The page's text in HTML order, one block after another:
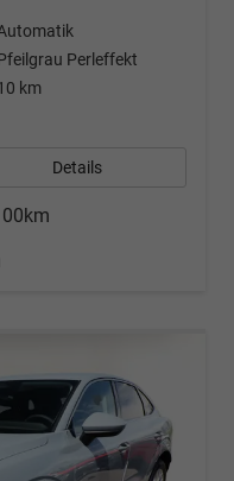
Perleffekt
km
Details